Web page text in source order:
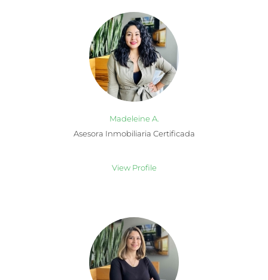
Madeleine A.
Asesora Inmobiliaria Certificada
View Profile